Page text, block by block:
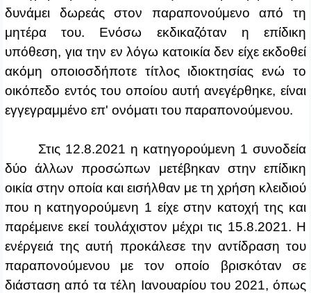
δυνάμει δωρεάς στον παραπονούμενο από τη
μητέρα του. Ενόσω εκδικαζόταν η επίδικη
υπόθεση, για την εν λόγω κατοικία δεν είχε εκδοθεί
ακόμη οποιοσδήποτε τίτλος ιδιοκτησίας ενώ το
οικόπεδο εντός του οποίου αυτή ανεγέρθηκε, είναι
εγγεγραμμένο επ' ονόματι του παραπονούμενου.
Στις 12.8.2021 η κατηγορούμενη 1 συνοδεία
δύο άλλων προσώπων μετέβηκαν στην επίδικη
οικία στην οποία και εισήλθαν με τη χρήση κλειδιού
που η κατηγορούμενη 1 είχε στην κατοχή της και
παρέμεινε εκεί τουλάχιστον μέχρι τις 15.8.2021. Η
ενέργειά της αυτή προκάλεσε την αντίδραση του
παραπονούμενου με τον οποίο βρισκόταν σε
διάσταση από τα τέλη Ιανουαρίου του 2021, όπως